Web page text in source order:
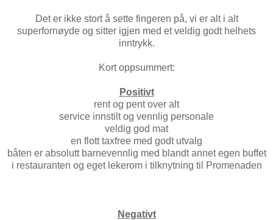
Det er ikke stort å sette fingeren på, vi er alt i alt
superfornøyde og sitter igjen med et veldig godt helhets
inntrykk.
Kort oppsummert:
Positivt
rent og pent over alt
service innstilt og vennlig personale
veldig god mat
en flott taxfree med godt utvalg
båten er absolutt barnevennlig med blandt annet egen buffet
i restauranten og eget lekerom i tilknytning til Promenaden
Negativt